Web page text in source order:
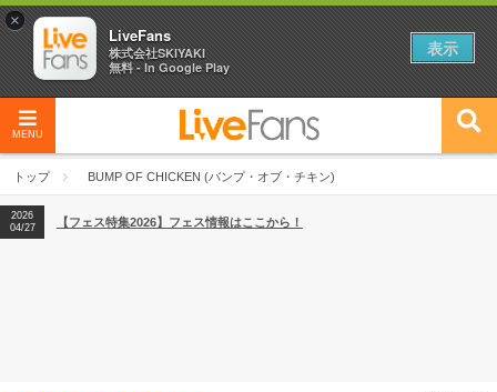
MENU
トップ BUMP OF CHICKEN (バンプ・オブ・チキン)
2026
04/27
2026
【ライブ動員ランキング】2026年上半期編発表！
2026
04/27
【フェス特集2026】フェス情報はここから！
×
LiveFans
株式会社SKIYAKI
無料 - In Google Play
表示